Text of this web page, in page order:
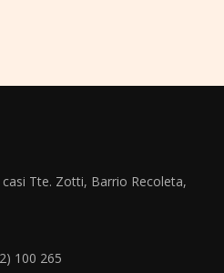
casi Tte. Zotti, Barrio Recoleta,
100 265